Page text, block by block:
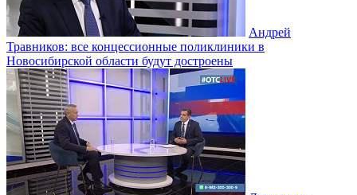
Андрей
Травников: все концессионные поликлиники в
Новосибирской области будут достроены